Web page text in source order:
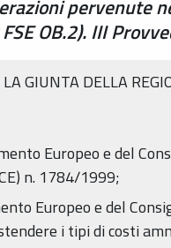
pervenute
OB.2). III
LA GIUNTA DELLA
Europeo e del
n. 1784/1999;
Europeo e del
i tipi di costi